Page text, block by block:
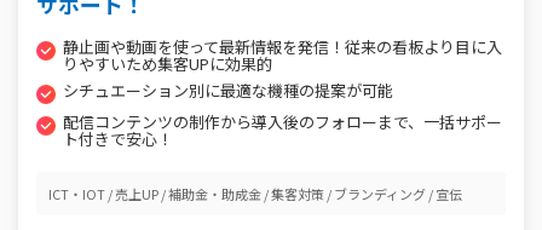
静止画や動画を使って最新情報を発信！従来の看板より目に入
りやすいため集客UPに効果的
シチュエーション別に最適な機種の提案が可能
配信コンテンツの制作から導入後のフォローまで、一括サポー
ト付きで安心！
ICT・IOT 売上UP 補助金・助成金 集客対策 ブランディング 宣伝